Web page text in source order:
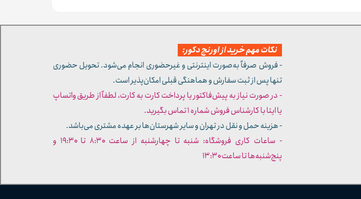
نکات مهم خرید از اورنج دکور:
- فروش صرفاً به‌صورت اینترنتی و غیرحضوری انجام می‌شود. تحویل حضوری
تنها پس از ثبت سفارش و هماهنگی قبلی امکان‌پذیر است.
- در صورت نیاز به پیش‌فاکتور یا پرداخت کارت به کارت، لطفاً از طریق واتساپ
یا ایتا با کارشناس فروش شماره ۱ تماس بگیرید.
- هزینه حمل و نقل در تهران و سایر شهرستان‌ها بر عهده مشتری می‌باشد.
- ساعات کاری فروشگاه: شنبه تا چهارشنبه از ساعت ۸:۳۰ تا ۱۹:۳۰ و
پنج‌شنبه‌ها تا ساعت ۱۳:۳۰​​​​​​​